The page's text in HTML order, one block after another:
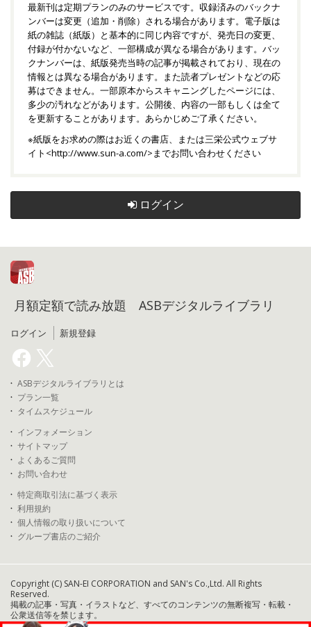
最新刊は定期プランのみのサービスです。収録済みのバックナ
ンバーは変更（追加・削除）される場合があります。電子版は
紙の雑誌（紙版）と基本的に同じ内容ですが、発売日の変更、
付録が付かないなど、一部構成が異なる場合があります。バッ
クナンバーは、紙版発売当時の記事が掲載されており、現在の
情報とは異なる場合があります。また読者プレゼントなどの応
募はできません。一部原本からスキャニングしたページには、
多少の汚れなどがあります。公開後、内容の一部もしくは全て
を更新することがあります。あらかじめご了承ください。
※紙版をお求めの際はお近くの書店、または三栄公式ウェブサ
イト<http://www.sun-a.com/>までお問い合わせください
ログイン
月額定額で読み放題 ASBデジタルライブラリ
ログイン 新規登録
ASBデジタルライブラリとは
プラン一覧
タイムスケジュール
インフォメーション
サイトマップ
よくあるご質問
お問い合わせ
特定商取引法に基づく表示
利用規約
個人情報の取り扱いについて
グループ書店のご紹介
Copyright (C) SAN-EI CORPORATION and SAN's Co.,Ltd. All Rights
Reserved.
掲載の記事・写真・イラストなど、すべてのコンテンツの無断複写・転載・
公衆送信等を禁じます。